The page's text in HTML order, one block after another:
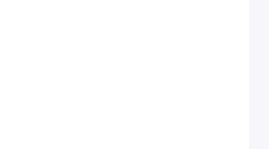
свой дизайн, но и стала